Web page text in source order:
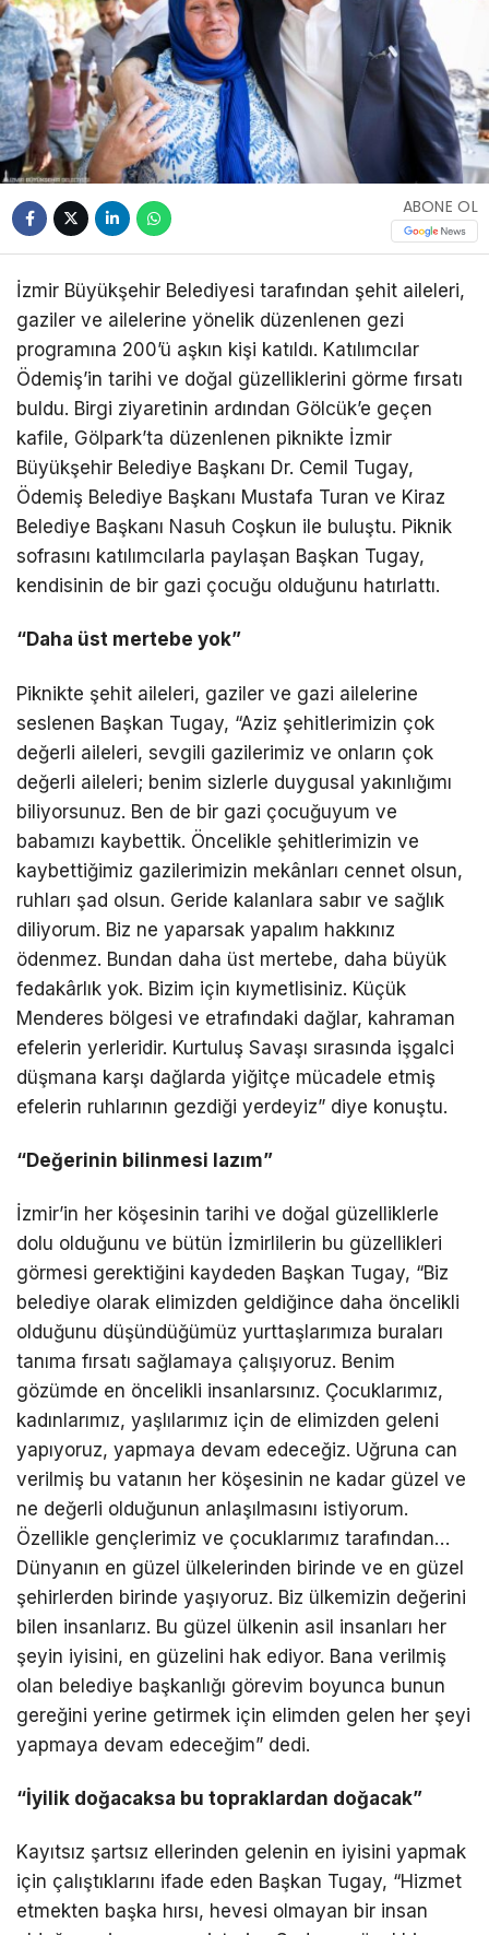
ABONE OL
İzmir Büyükşehir Belediyesi tarafından şehit aileleri,
gaziler ve ailelerine yönelik düzenlenen gezi
programına 200’ü aşkın kişi katıldı. Katılımcılar
Ödemiş’in tarihi ve doğal güzelliklerini görme fırsatı
buldu. Birgi ziyaretinin ardından Gölcük’e geçen
kafile, Gölpark’ta düzenlenen piknikte İzmir
Büyükşehir Belediye Başkanı Dr. Cemil Tugay,
Ödemiş Belediye Başkanı Mustafa Turan ve Kiraz
Belediye Başkanı Nasuh Coşkun ile buluştu. Piknik
sofrasını katılımcılarla paylaşan Başkan Tugay,
kendisinin de bir gazi çocuğu olduğunu hatırlattı.
“Daha üst mertebe yok”
Piknikte şehit aileleri, gaziler ve gazi ailelerine
seslenen Başkan Tugay, “Aziz şehitlerimizin çok
değerli aileleri, sevgili gazilerimiz ve onların çok
değerli aileleri; benim sizlerle duygusal yakınlığımı
biliyorsunuz. Ben de bir gazi çocuğuyum ve
babamızı kaybettik. Öncelikle şehitlerimizin ve
kaybettiğimiz gazilerimizin mekânları cennet olsun,
ruhları şad olsun. Geride kalanlara sabır ve sağlık
diliyorum. Biz ne yaparsak yapalım hakkınız
ödenmez. Bundan daha üst mertebe, daha büyük
fedakârlık yok. Bizim için kıymetlisiniz. Küçük
Menderes bölgesi ve etrafındaki dağlar, kahraman
efelerin yerleridir. Kurtuluş Savaşı sırasında işgalci
düşmana karşı dağlarda yiğitçe mücadele etmiş
efelerin ruhlarının gezdiği yerdeyiz” diye konuştu.
“Değerinin bilinmesi lazım”
İzmir’in her köşesinin tarihi ve doğal güzelliklerle
dolu olduğunu ve bütün İzmirlilerin bu güzellikleri
görmesi gerektiğini kaydeden Başkan Tugay, “Biz
belediye olarak elimizden geldiğince daha öncelikli
olduğunu düşündüğümüz yurttaşlarımıza buraları
tanıma fırsatı sağlamaya çalışıyoruz. Benim
gözümde en öncelikli insanlarsınız. Çocuklarımız,
kadınlarımız, yaşlılarımız için de elimizden geleni
yapıyoruz, yapmaya devam edeceğiz. Uğruna can
verilmiş bu vatanın her köşesinin ne kadar güzel ve
ne değerli olduğunun anlaşılmasını istiyorum.
Özellikle gençlerimiz ve çocuklarımız tarafından…
Dünyanın en güzel ülkelerinden birinde ve en güzel
şehirlerden birinde yaşıyoruz. Biz ülkemizin değerini
bilen insanlarız. Bu güzel ülkenin asil insanları her
şeyin iyisini, en güzelini hak ediyor. Bana verilmiş
olan belediye başkanlığı görevim boyunca bunun
gereğini yerine getirmek için elimden gelen her şeyi
yapmaya devam edeceğim” dedi.
“İyilik doğacaksa bu topraklardan doğacak”
Kayıtsız şartsız ellerinden gelenin en iyisini yapmak
için çalıştıklarını ifade eden Başkan Tugay, “Hizmet
etmekten başka hırsı, hevesi olmayan bir insan